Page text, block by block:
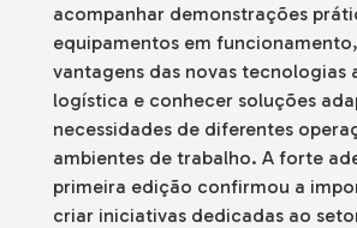
acompanhar demonstrações
equipamentos em
vantagens das novas tecnologias
logística e conhecer soluções
necessidades de diferentes
ambientes de trabalho. A forte
primeira edição confirmou a
criar iniciativas dedicadas ao